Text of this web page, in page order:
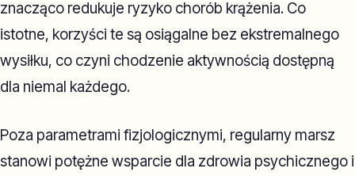
znacząco redukuje ryzyko chorób krążenia. Co
istotne, korzyści te są osiągalne bez ekstremalnego
wysiłku, co czyni chodzenie aktywnością dostępną
dla niemal każdego.
Poza parametrami fizjologicznymi, regularny marsz
stanowi potężne wsparcie dla zdrowia psychicznego i